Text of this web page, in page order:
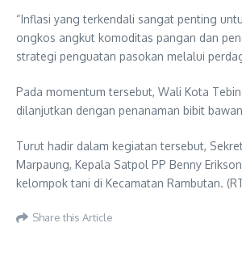
“Inflasi yang terkendali sangat penting
ongkos angkut komoditas pangan dan
strategi penguatan pasokan melalui
Pada momentum tersebut, Wali Kota
dilanjutkan dengan penanaman bibit
Turut hadir dalam kegiatan tersebut,
Marpaung, Kepala Satpol PP Benny
kelompok tani di Kecamatan Rambutan.
Share this Article